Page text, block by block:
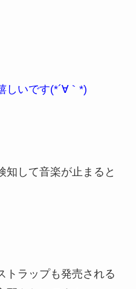
しいです(*´∀｀*)
知して音楽が止まると
トラップも発売される